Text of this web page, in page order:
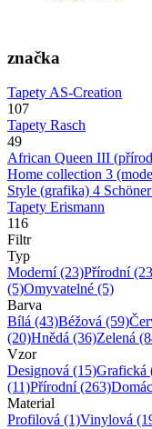
značka
Tapety AS-Creation
107
Tapety Rasch
49
African Queen III
Home collection 3
Style (grafika) 4
Tapety Erismann
116
Filtr
Typ
Moderní(23)Přírodní
(5)Omyvatelné (5)
Barva
Bílá (43)Béžová (59)
(20)Hnědá (36)Zelená
Vzor
Designová (15)Grafická
(11)Přírodní(263)
Material
Profilová (1)Vinylová